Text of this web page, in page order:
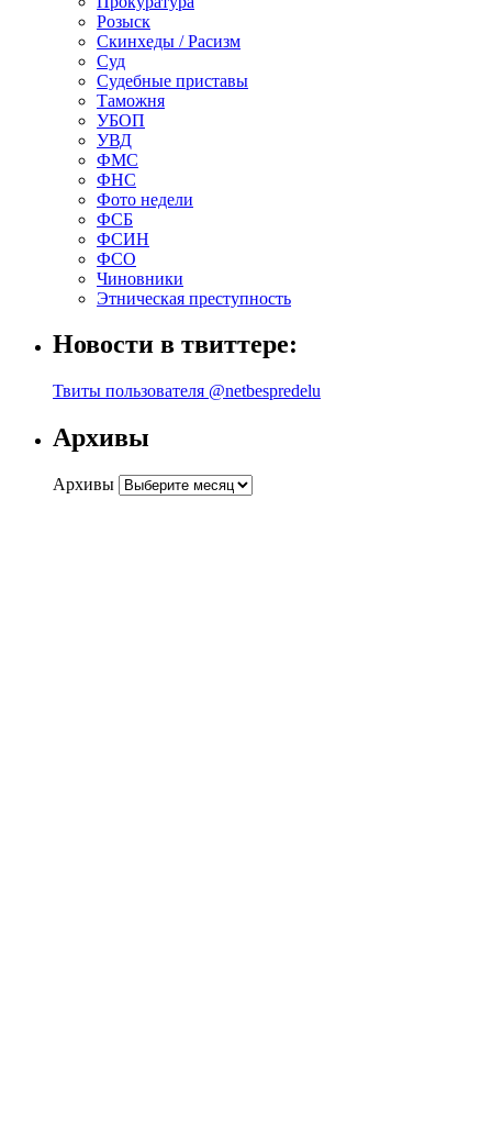
Розыск
Скинхеды / Расизм
Суд
Судебные приставы
Таможня
УБОП
УВД
ФМС
ФНС
Фото недели
ФСБ
ФСИН
ФСО
Чиновники
Этническая преступность
Новости в твиттере:
Твиты пользователя @netbespredelu
Архивы
Архивы